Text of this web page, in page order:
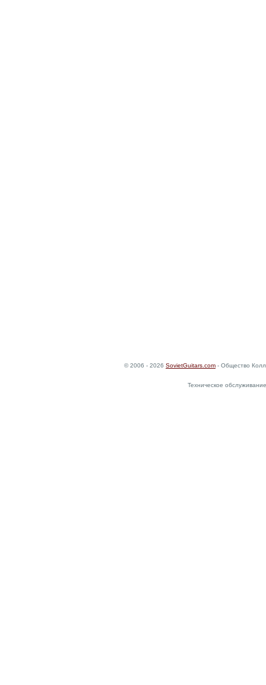
© 2006 - 2026 SovietGuitars.com - Общество
Техническое